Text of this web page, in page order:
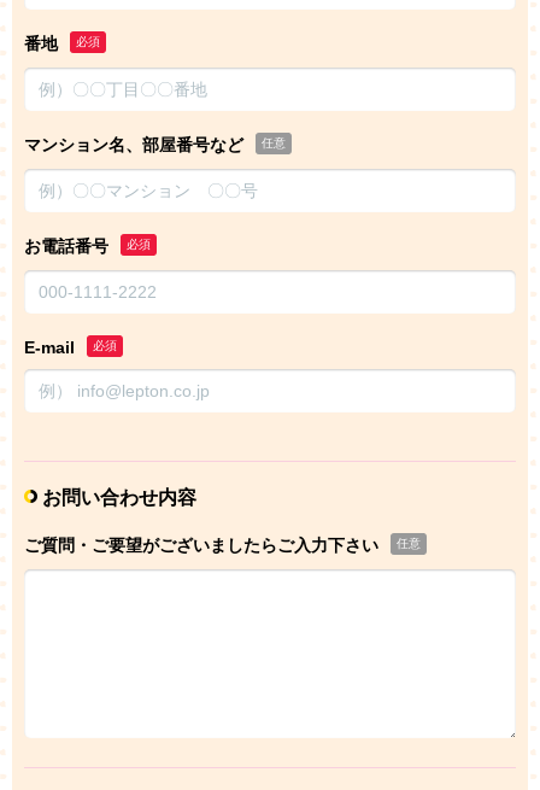
番地 必須
マンション名、部屋番号など 任意
お電話番号 必須
E-mail 必須
お問い合わせ内容
ご質問・ご要望がございましたらご入力下さい 任意